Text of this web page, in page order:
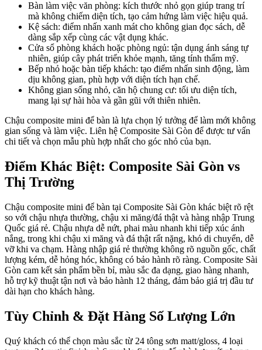
Bàn làm việc văn phòng: kích thước nhỏ gọn giúp trang trí
mà không chiếm diện tích, tạo cảm hứng làm việc hiệu quả.
Kệ sách: điểm nhấn xanh mát cho không gian đọc sách, dễ
dàng sắp xếp cùng các vật dụng khác.
Cửa sổ phòng khách hoặc phòng ngủ: tận dụng ánh sáng tự
nhiên, giúp cây phát triển khỏe mạnh, tăng tính thẩm mỹ.
Bếp nhỏ hoặc bàn tiếp khách: tạo điểm nhấn sinh động, làm
dịu không gian, phù hợp với diện tích hạn chế.
Không gian sống nhỏ, căn hộ chung cư: tối ưu diện tích,
mang lại sự hài hòa và gần gũi với thiên nhiên.
Chậu composite mini để bàn là lựa chọn lý tưởng để làm mới không
gian sống và làm việc. Liên hệ Composite Sài Gòn để được tư vấn
chi tiết và chọn mẫu phù hợp nhất cho góc nhỏ của bạn.
Điểm Khác Biệt: Composite Sài Gòn vs
Thị Trường
Chậu composite mini để bàn tại Composite Sài Gòn khác biệt rõ rệt
so với chậu nhựa thường, chậu xi măng/đá thật và hàng nhập Trung
Quốc giá rẻ. Chậu nhựa dễ nứt, phai màu nhanh khi tiếp xúc ánh
nắng, trong khi chậu xi măng và đá thật rất nặng, khó di chuyển, dễ
vỡ khi va chạm. Hàng nhập giá rẻ thường không rõ nguồn gốc, chất
lượng kém, dễ hỏng hóc, không có bảo hành rõ ràng. Composite Sài
Gòn cam kết sản phẩm bền bỉ, màu sắc đa dạng, giao hàng nhanh,
hỗ trợ kỹ thuật tận nơi và bảo hành 12 tháng, đảm bảo giá trị đầu tư
dài hạn cho khách hàng.
Tùy Chỉnh & Đặt Hàng Số Lượng Lớn
Quý khách có thể chọn màu sắc từ 24 tông sơn matt/gloss, 4 loại